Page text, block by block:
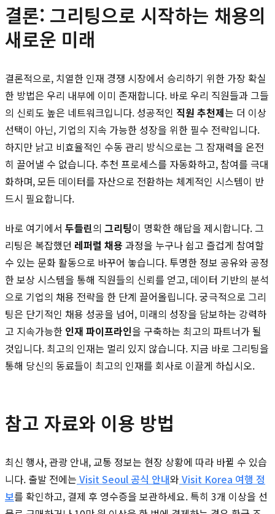
결론: 그리팅으로 시작하는 채용의
새로운 미래
결론적으로, 치열한 인재 경쟁 시장에서 승리하기 위한 가장 확실
한 방법은 우리 내부에 이미 존재합니다. 바로 우리 직원들과 그들
의 신뢰도 높은 네트워크입니다. 성공적인 직원 추천제는 더 이상
선택이 아닌, 기업의 지속 가능한 성장을 위한 필수 전략입니다.
하지만 낡고 비효율적인 수동 관리 방식으로는 그 잠재력을 온전
히 끌어낼 수 없습니다. 추천 프로세스를 자동화하고, 참여를 극대
화하며, 모든 데이터를 자산으로 전환하는 체계적인 시스템이 반
드시 필요합니다.
바로 여기에서 두들린의 그리팅이 명확한 해답을 제시합니다. 그
리팅은 복잡했던 레퍼럴 채용 과정을 누구나 쉽고 즐겁게 참여할
수 있는 문화 활동으로 바꾸어 놓습니다. 투명한 정보 공유와 공정
한 보상 시스템을 통해 직원들의 신뢰를 얻고, 데이터 기반의 분석
으로 기업의 채용 전략을 한 단계 끌어올립니다. 궁극적으로 그리
팅은 단기적인 채용 성공을 넘어, 미래의 성장을 담보하는 강력하
고 지속가능한 인재 파이프라인을 구축하는 최고의 파트너가 될
것입니다. 최고의 인재는 멀리 있지 않습니다. 지금 바로 그리팅을
통해 당신의 동료들이 최고의 인재를 회사로 이끌게 하십시오.
참고 자료와 이용 방법
최신 행사, 관광 안내, 교통 정보는 현장 상황에 따라 바뀔 수 있습
니다. 출발 전에는 Visit Seoul 공식 안내와 Visit Korea 여행 정
보를 확인하고, 결제 후 영수증을 보관하세요. 특히 3개 이상을 선